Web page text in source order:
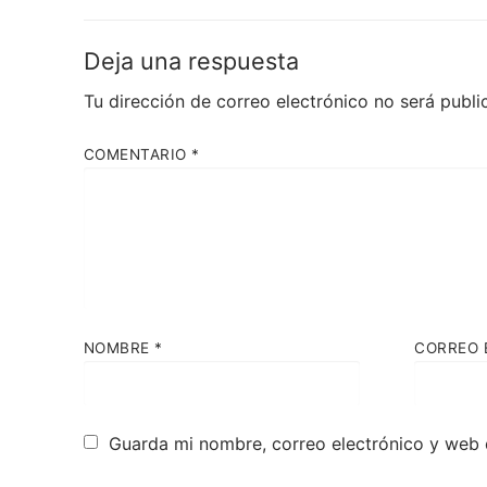
Deja una respuesta
Tu dirección de correo electrónico no será
COMENTARIO *
NOMBRE * CORREO
Guarda mi nombre, correo electrónico y